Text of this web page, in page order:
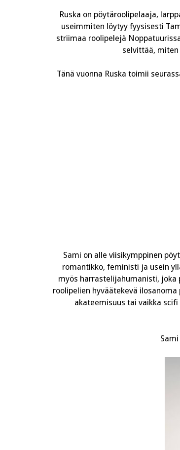
Ruska on pöytäroolipelaaja,
useimmiten löytyy fyysisesti
striimaa roolipelejä
selvittää, miten
Tänä vuonna Ruska toimii
Sami on alle viisikymppinen
romantikko, feministi ja usein
myös harrastelijahumanisti, joka
roolipelien hyväätekevä
akateemisuus tai vaikka